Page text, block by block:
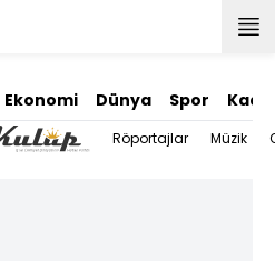
Ekonomi Dünya Spor
Röportajlar Müzik